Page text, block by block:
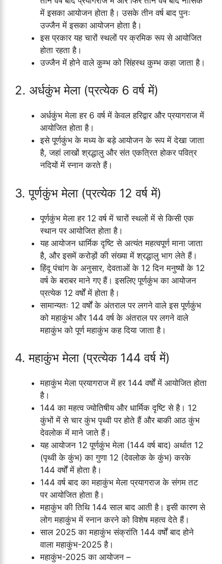
में इसका आयोजन होता है। उसके तीन वर्ष बाद पुनः
उज्जैन में इसका आयोजन होता है।
इस प्रकार यह चारों स्थलों पर क्रमिक रूप से आयोजित
होता रहता है।
उज्जैन में होने वाले कुम्भ को सिंहस्थ कुम्भ कहा जाता है।
2. अर्धकुंभ मेला (प्रत्येक 6 वर्ष में)
अर्धकुंभ मेला हर 6 वर्ष में केवल हरिद्वार और प्रयागराज में
आयोजित होता है।
इसे पूर्णकुंभ के मध्य के बड़े आयोजन के रूप में देखा जाता
है, जहां लाखों श्रद्धालु और संत एकत्रित होकर पवित्र
नदियों में स्नान करते हैं।
3. पूर्णकुंभ मेला (प्रत्येक 12 वर्ष में)
पूर्णकुंभ मेला हर 12 वर्ष में चारों स्थलों में से किसी एक
स्थान पर आयोजित होता है।
यह आयोजन धार्मिक दृष्टि से अत्यंत महत्वपूर्ण माना जाता
है, और इसमें करोड़ों की संख्या में श्रद्धालु भाग लेते हैं।
हिंदू पंचांग के अनुसार, देवताओं के 12 दिन मनुष्यों के 12
वर्ष के बराबर माने गए हैं। इसलिए पूर्णकुंभ का आयोजन
प्रत्येक 12 वर्षों में होता है।
सामान्यतः 12 वर्षों के अंतराल पर लगने वाले इस पूर्णकुंभ
को महाकुंभ और 144 वर्ष के अंतराल पर लगने वाले
महाकुंभ को पूर्ण महाकुंभ कह दिया जाता है।
4. महाकुंभ मेला (प्रत्येक 144 वर्ष में)
महाकुंभ मेला प्रयागराज में हर 144 वर्षों में आयोजित होता
है।
144 का महत्व ज्योतिषीय और धार्मिक दृष्टि से है। 12
कुंभों में से चार कुंभ पृथ्वी पर होते हैं और बाकी आठ कुंभ
देवलोक में माने जाते हैं।
यह आयोजन 12 पूर्णकुंभ मेला (144 वर्ष बाद) अर्थात 12
(पृथ्वी के कुंभ) का गुणा 12 (देवलोक के कुंभ) करके
144 वर्षों में होता है।
144 वर्ष बाद का महाकुंभ मेला प्रयागराज के संगम तट
पर आयोजित होता है।
महाकुंभ की तिथि 144 साल बाद आती है। इसी कारण से
लोग महाकुंभ में स्नान करने को विशेष महत्व देते हैं।
साल 2025 का महाकुंभ संक्रांति 144 वर्षों बाद होने
वाला महाकुंभ-2025 है।
महाकुंभ-2025 का आयोजन –